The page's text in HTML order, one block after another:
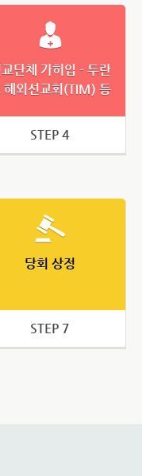
단체 가허입 - 두란
해외선교회(TIM) 등
STEP 4
당회 상정
STEP 7